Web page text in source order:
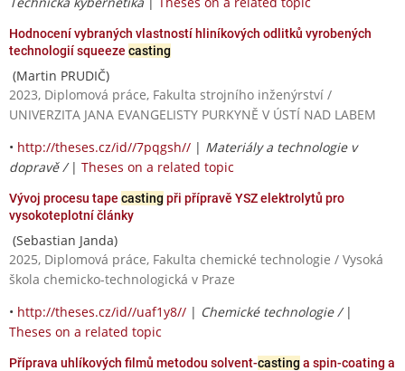
Hodnocení vybraných vlastností hliníkových odlitků vyrobených
technologií squeeze casting
(Martin PRUDIČ)
2023, Diplomová práce, Fakulta strojního inženýrství /
UNIVERZITA JANA EVANGELISTY PURKYNĚ V ÚSTÍ NAD LABEM
• http://theses.cz/id//7pqgsh// | Materiály a technologie v
dopravě / | Theses on a related topic
Vývoj procesu tape casting při přípravě YSZ elektrolytů pro
vysokoteplotní články
(Sebastian Janda)
2025, Diplomová práce, Fakulta chemické technologie / Vysoká
škola chemicko-technologická v Praze
• http://theses.cz/id//uaf1y8// | Chemické technologie / |
Theses on a related topic
Příprava uhlíkových filmů metodou solvent-casting a spin-coating a